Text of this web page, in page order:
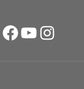
Facebook
YouTube